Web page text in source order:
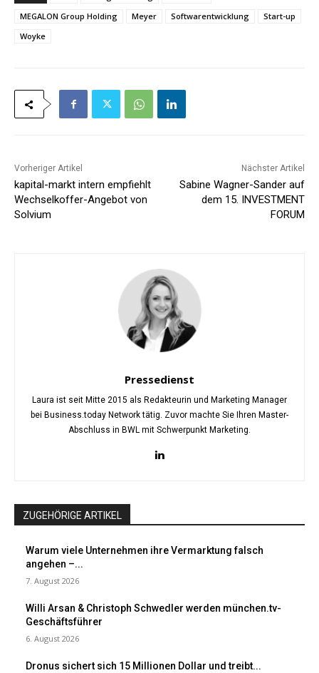
MEGALON Group Holding
Meyer Softwarentwicklung
Start-up
Woyke
Vorheriger Artikel
kapital-markt intern empfiehlt
Wechselkoffer-Angebot von
Solvium
Nächster Artikel
Sabine Wagner-Sander auf
dem 15. INVESTMENT
FORUM
Pressedienst
Laura ist seit Mitte 2015 als Redakteurin und Marketing Manager
bei Business.today Network tätig. Zuvor machte Sie Ihren Master-
Abschluss in BWL mit Schwerpunkt Marketing.
ZUGEHÖRIGE ARTIKEL
Warum viele Unternehmen ihre Vermarktung falsch
angehen –...
7. August 2026
Willi Arsan & Christoph Schwedler werden münchen.tv-
Geschäftsführer
6. August 2026
Dronus sichert sich 15 Millionen Dollar und treibt...